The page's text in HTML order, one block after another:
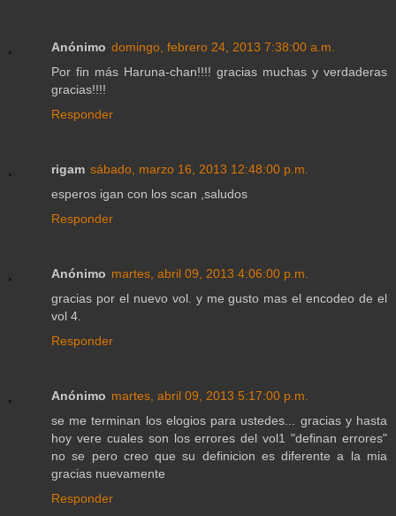
Anónimo domingo, febrero 24, 2013 7:38:00 a.m.
Por fin más Haruna-chan!!!! gracias muchas y verdaderas
gracias!!!!
Responder
rigam sábado, marzo 16, 2013 12:48:00 p.m.
esperos igan con los scan ,saludos
Responder
Anónimo martes, abril 09, 2013 4:06:00 p.m.
gracias por el nuevo vol. y me gusto mas el encodeo de el
vol 4.
Responder
Anónimo martes, abril 09, 2013 5:17:00 p.m.
se me terminan los elogios para ustedes... gracias y hasta
hoy vere cuales son los errores del vol1 "definan errores"
no se pero creo que su definicion es diferente a la mia
gracias nuevamente
Responder